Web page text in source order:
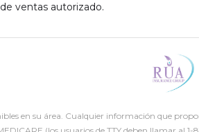
ventas autorizado.
en su área. Cualquier información que